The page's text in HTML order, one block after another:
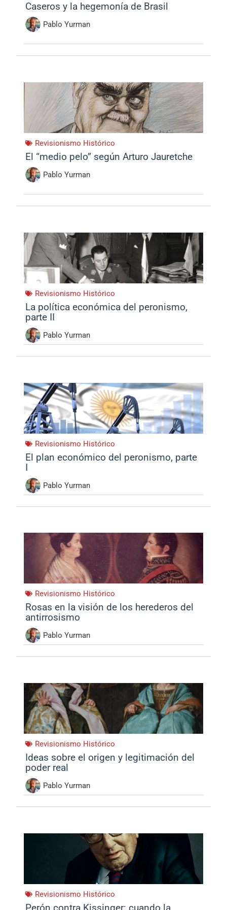
Caseros y la hegemonía de Brasil
Pablo Yurman
Revisionismo Histórico
El “medio pelo” según Arturo Jauretche
Pablo Yurman
Revisionismo Histórico
La política económica del peronismo,
parte II
Pablo Yurman
Revisionismo Histórico
El plan económico del peronismo, parte
I
Pablo Yurman
Revisionismo Histórico
Rosas en la visión de los herederos del
antirrosismo
Pablo Yurman
Revisionismo Histórico
Ideas sobre el origen y legitimación del
poder real
Pablo Yurman
Revisionismo Histórico
Perón contra Kissinger: cuando la